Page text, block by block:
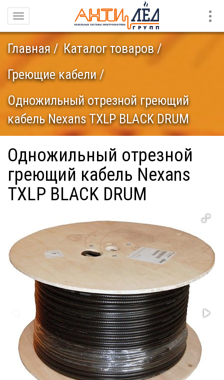
Навигация
Главная
Каталог товаров
Греющие кабели
Одножильный отрезной греющий
кабель Nexans TXLP BLACK DRUM
Одножильный отрезной
греющий кабель Nexans
TXLP BLACK DRUM